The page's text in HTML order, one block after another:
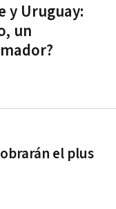
y Uruguay:
un
el plus